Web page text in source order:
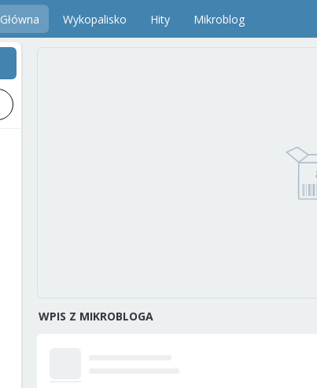
Główna Wykopalisko Hity Mikroblog
WPIS Z MIKROBLOGA